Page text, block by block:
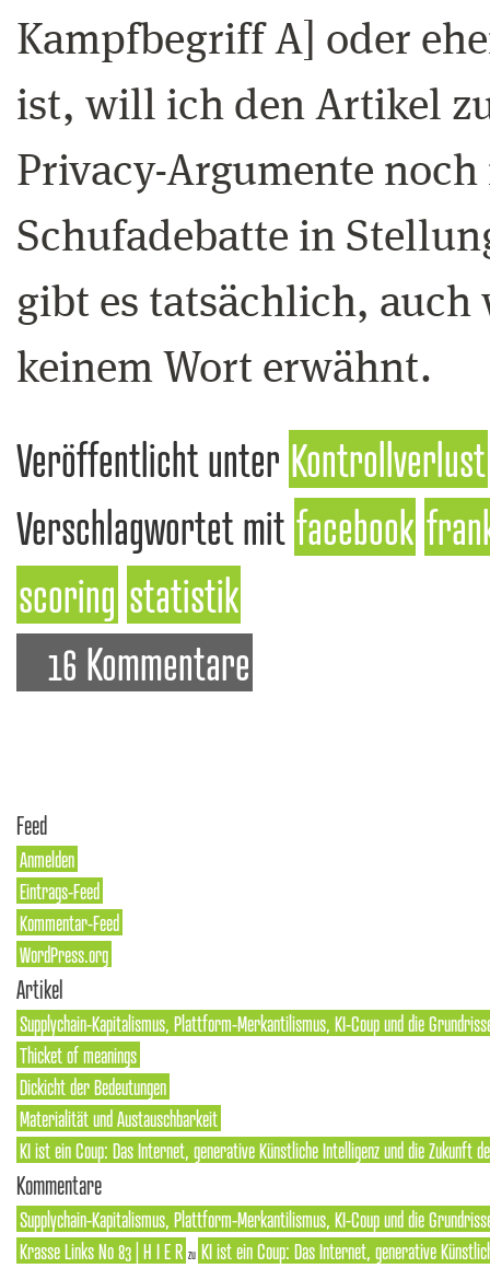
Kampfbegriff A] oder
ist, will ich den Artikel
Privacy-Argumente
Schufadebatte in
gibt es tatsächlich, auch
keinem Wort erwähnt.
Veröffentlicht unter Kontrollverlust
Verschlagwortet mitfacebook
scoring statistik
16 Kommentare
Feed
Anmelden
Eintrags-Feed
Kommentar-Feed
WordPress.org
Artikel
Supplychain-Kapitalismus, Plattform-Merkantilismus, KI-Coup und die
Thicket of meanings
Dickicht der Bedeutungen
Materialität und Austauschbarkeit
KI ist ein Coup: Das Internet, generative Künstliche Intelligenz und die Zukunft
Kommentare
Supplychain-Kapitalismus, Plattform-Merkantilismus, KI-Coup und die
Krasse Links No 83 | H I E R zu KI ist ein Coup: Das Internet, generative